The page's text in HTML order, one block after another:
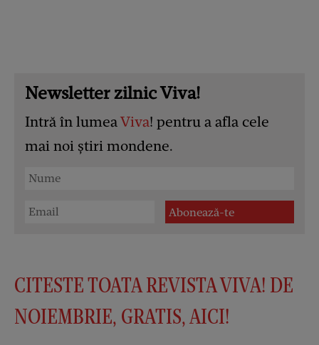
Newsletter zilnic Viva!
Intră în lumeaViva! pentru a afla cele
mai noi știri mondene.
CITESTE TOATA REVISTA VIVA! DE
NOIEMBRIE, GRATIS, AICI!